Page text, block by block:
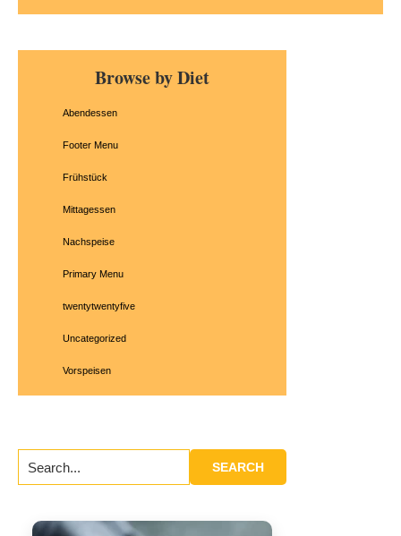
Primary
SidebarBrowse by Diet
Abendessen
Footer Menu
Frühstück
Mittagessen
Nachspeise
Primary Menu
twentytwentyfive
Uncategorized
Vorspeisen